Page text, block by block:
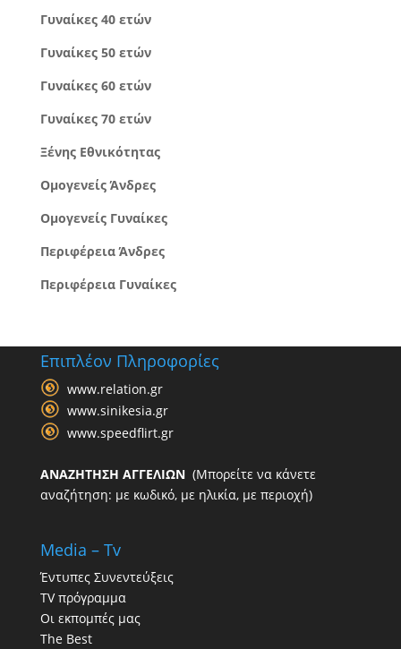
Γυναίκες 40 ετών
Γυναίκες 50 ετών
Γυναίκες 60 ετών
Γυναίκες 70 ετών
Ξένης Εθνικότητας
Ομογενείς Άνδρες
Ομογενείς Γυναίκες
Περιφέρεια Άνδρες
Περιφέρεια Γυναίκες
Επιπλέον Πληροφορίες
www.relation.gr
www.sinikesia.gr
www.speedflirt.gr
ΑΝΑΖΗΤΗΣΗ ΑΓΓΕΛΙΩΝ(Μπορείτε να κάνετε
αναζήτηση: με κωδικό, με ηλικία, με περιοχή)
Media – Tv
Έντυπες Συνεντεύξεις
TV πρόγραμμα
Οι εκπομπές μας
The Best